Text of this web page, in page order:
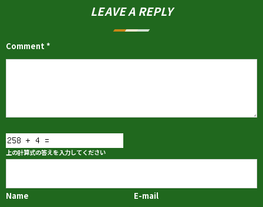
LEAVE A REPLY
Comment*
上の計算式の答えを入力してください
Name E-mail